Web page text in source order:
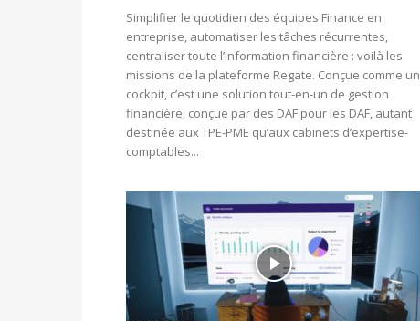
Simplifier le quotidien des équipes Finance en
entreprise, automatiser les tâches récurrentes,
centraliser toute l’information financière : voilà les
missions de la plateforme Regate. Conçue comme un
cockpit, c’est une solution tout-en-un de gestion
financière, conçue par des DAF pour les DAF, autant
destinée aux TPE-PME qu’aux cabinets d’expertise-
comptables...